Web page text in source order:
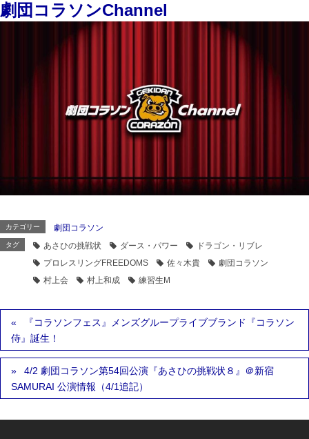
劇団コラソンChannel
カテゴリー 劇団コラソン
タグ あさひの挑戦状 ダース・パワー
ドラゴン・リブレ
プロレスリングFREEDOMS
佐々木貴
劇団コラソン
村上会
村上和成 練習生M
『コラソンフェス』メンズグループライブブランド『コラソン
侍』誕生！
4/2 劇団コラソン第54回公演『あさひの挑戦状８』＠新宿
SAMURAI 公演情報（4/1追記）